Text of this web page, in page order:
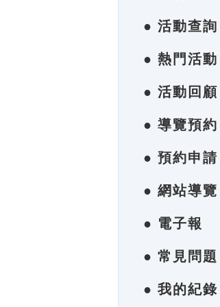
● 活動查詢
● 熱門活動
● 活動回顧
● 導覽預約
● 預約申請
● 網站導覽
● 電子報
● 常見問題
● 我的紀錄